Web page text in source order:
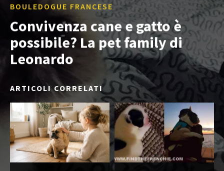
BOULEDOGUE FRANCESE
Convivenza cane e gatto è
possibile? La pet family di
Leonardo
ARTICOLI CORRELATI